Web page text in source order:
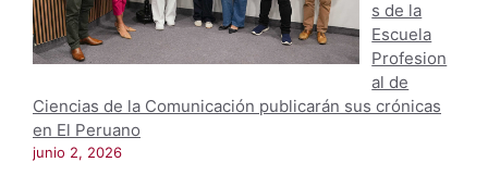
s de la
Escuela
Profesion
al de
Ciencias de la Comunicación publicarán sus crónicas
en El Peruano
junio 2, 2026